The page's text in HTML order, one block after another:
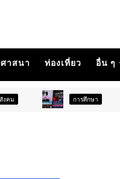
ศาสนา ท่องเที่ยว อื่น ๆ
การศึกษา